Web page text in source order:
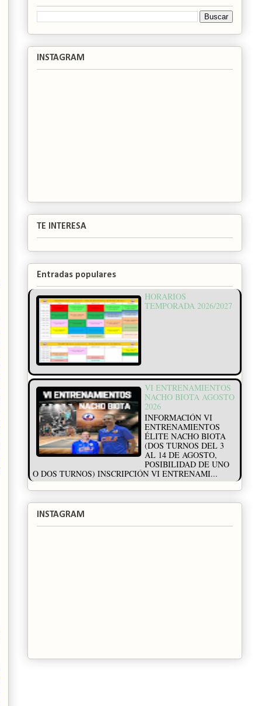
INSTAGRAM
TE INTERESA
Entradas populares
HORARIOS
TEMPORADA 2026/2027
VI ENTRENAMIENTOS
NACHO BIOTA AGOSTO
2026
INFORMACIÓN VI
ENTRENAMIENTOS
ÉLITE NACHO BIOTA
(DOS TURNOS DEL 3
AL 14 DE AGOSTO,
POSIBILIDAD DE UNO
O DOS TURNOS) INSCRIPCIÓN VI ENTRENAMI...
INSTAGRAM